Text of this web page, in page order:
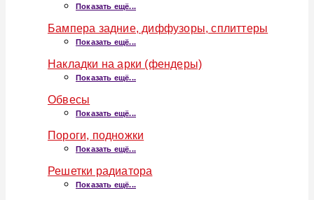
Показать ещё...
Бампера задние, диффузоры, сплиттеры
Показать ещё...
Накладки на арки (фендеры)
Показать ещё...
Обвесы
Показать ещё...
Пороги, подножки
Показать ещё...
Решетки радиатора
Показать ещё...